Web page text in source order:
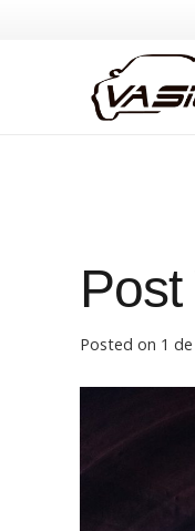
Posted on 1